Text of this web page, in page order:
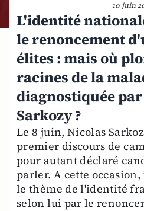
10 juin
L'identité
le renoncement
élites : mais où
racines de la
diagnostiquée
Sarkozy ?
Le 8 juin, Nicolas
premier discours de
pour autant déclaré
parler. A cette
le thème de l'identité
selon lui par le